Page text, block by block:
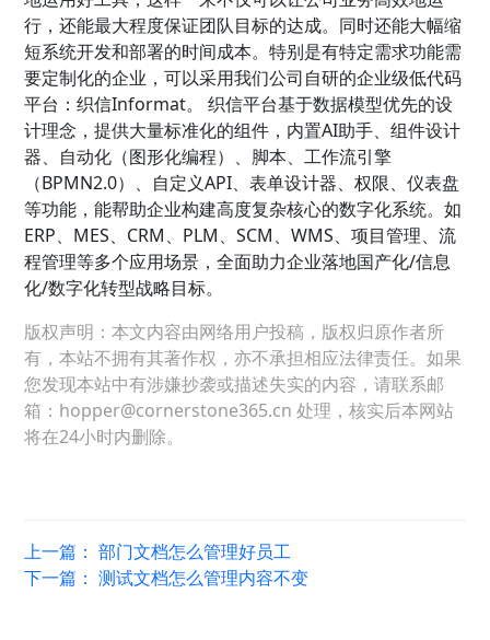
行，还能最大程度保证团队目标的达成。同时还能大幅缩
短系统开发和部署的时间成本。特别是有特定需求功能需
要定制化的企业，可以采用我们公司自研的企业级低代码
平台：织信Informat。 织信平台基于数据模型优先的设
计理念，提供大量标准化的组件，内置AI助手、组件设计
器、自动化（图形化编程）、脚本、工作流引擎
（BPMN2.0）、自定义API、表单设计器、权限、仪表盘
等功能，能帮助企业构建高度复杂核心的数字化系统。如
ERP、MES、CRM、PLM、SCM、WMS、项目管理、流
程管理等多个应用场景，全面助力企业落地国产化/信息
化/数字化转型战略目标。
版权声明：本文内容由网络用户投稿，版权归原作者所
有，本站不拥有其著作权，亦不承担相应法律责任。如果
您发现本站中有涉嫌抄袭或描述失实的内容，请联系邮
箱：hopper@cornerstone365.cn 处理，核实后本网站
将在24小时内删除。
上一篇：部门文档怎么管理好员工
下一篇：测试文档怎么管理内容不变